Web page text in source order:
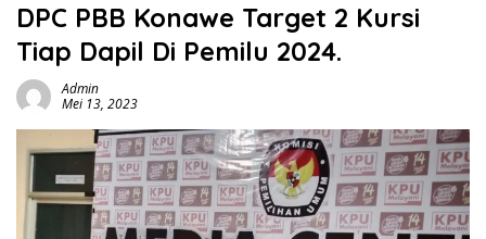
DPC PBB Konawe Target 2 Kursi
Tiap Dapil Di Pemilu 2024.
Admin
Mei 13, 2023